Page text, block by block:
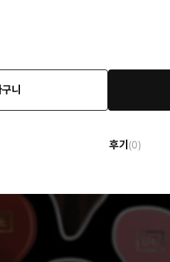
니
후기 (0)